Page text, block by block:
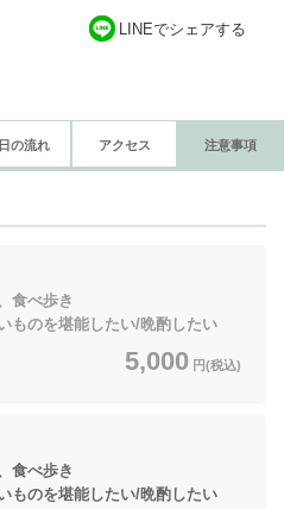
LINEでシェアする
の流れ アクセス 注意事項
食べ歩き
のを堪能したい/晩酌したい
5,000 円(税込)
食べ歩き
のを堪能したい/晩酌したい